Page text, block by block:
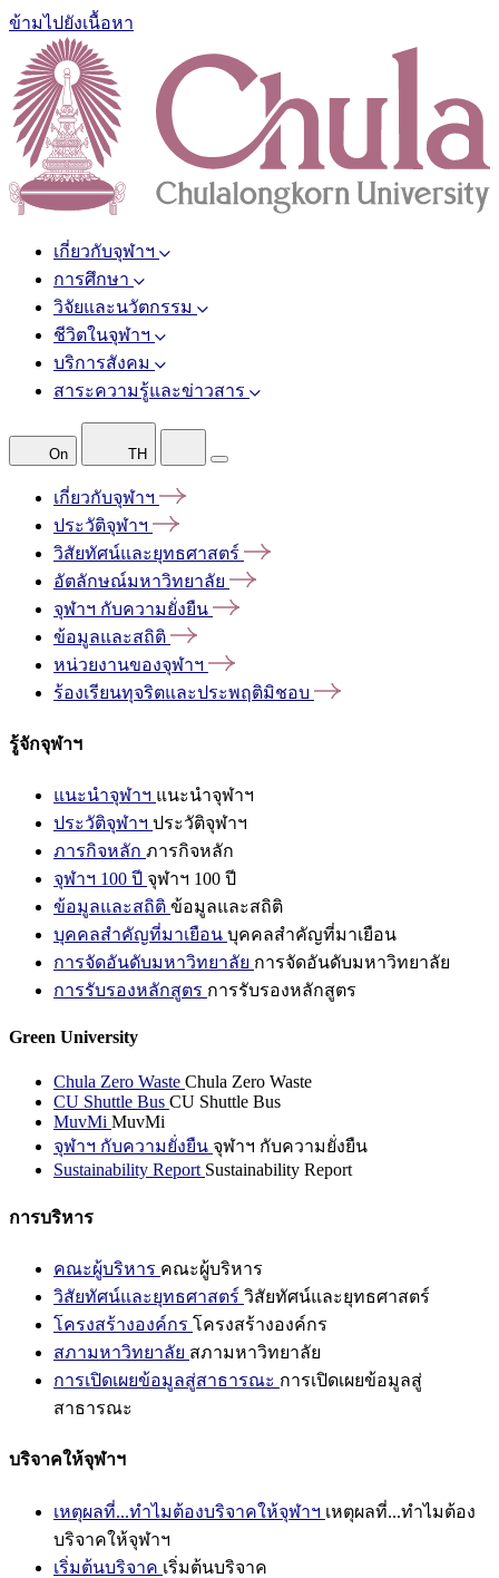
ข้ามไปยังเนื้อหา
เกี่ยวกับจุฬาฯ
การศึกษา
วิจัยและนวัตกรรม
ชีวิตในจุฬาฯ
บริการสังคม
สาระความรู้และข่าวสาร
On TH
เกี่ยวกับจุฬาฯ
ประวัติจุฬาฯ
วิสัยทัศน์และยุทธศาสตร์
อัตลักษณ์มหาวิทยาลัย
จุฬาฯ กับความยั่งยืน
ข้อมูลและสถิติ
หน่วยงานของจุฬาฯ
ร้องเรียนทุจริตและประพฤติมิชอบ
รู้จักจุฬาฯ
แนะนำจุฬาฯ แนะนำจุฬาฯ
ประวัติจุฬาฯ ประวัติจุฬาฯ
ภารกิจหลัก ภารกิจหลัก
จุฬาฯ 100 ปี จุฬาฯ 100 ปี
ข้อมูลและสถิติ ข้อมูลและสถิติ
บุคคลสำคัญที่มาเยือน บุคคลสำคัญที่มาเยือน
การจัดอันดับมหาวิทยาลัย การจัดอันดับมหาวิทยาลัย
การรับรองหลักสูตร การรับรองหลักสูตร
Green University
Chula Zero Waste Chula Zero Waste
CU Shuttle Bus CU Shuttle Bus
MuvMi MuvMi
จุฬาฯ กับความยั่งยืน จุฬาฯ กับความยั่งยืน
Sustainability Report Sustainability Report
การบริหาร
คณะผู้บริหาร คณะผู้บริหาร
วิสัยทัศน์และยุทธศาสตร์ วิสัยทัศน์และยุทธศาสตร์
โครงสร้างองค์กร โครงสร้างองค์กร
สภามหาวิทยาลัย สภามหาวิทยาลัย
การเปิดเผยข้อมูลสู่สาธารณะ การเปิดเผยข้อมูลสู่
สาธารณะ
บริจาคให้จุฬาฯ
เหตุผลที่...ทำไมต้องบริจาคให้จุฬาฯ เหตุผลที่...ทำไมต้อง
บริจาคให้จุฬาฯ
เริ่มต้นบริจาค เริ่มต้นบริจาค